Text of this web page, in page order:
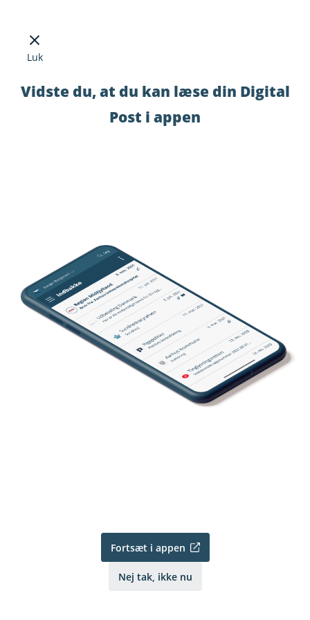
Luk
Vidste du, at du kan læse din Digital
Post i appen
Fortsæt i appen
Nej tak, ikke nu